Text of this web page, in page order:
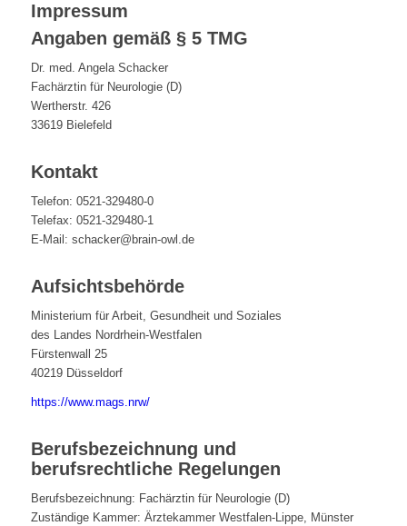
Impressum
Angaben gemäß § 5 TMG
Dr. med. Angela Schacker
Fachärztin für Neurologie (D)
Wertherstr. 426
33619 Bielefeld
Kontakt
Telefon: 0521-329480-0
Telefax: 0521-329480-1
E-Mail: schacker@brain-owl.de
Aufsichtsbehörde
Ministerium für Arbeit, Gesundheit und Soziales
des Landes Nordrhein-Westfalen
Fürstenwall 25
40219 Düsseldorf
https://www.mags.nrw/
Berufsbezeichnung und
berufsrechtliche Regelungen
Berufsbezeichnung: Fachärztin für Neurologie (D)
Zuständige Kammer: Ärztekammer Westfalen-Lippe, Münster